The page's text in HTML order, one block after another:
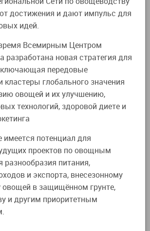
достижения и дают импульс для
идей.
Всемирным Центром
разработана новая стратегия для
передовые
кластеры глобального значения
овощей и их улучшению,
технологий, здоровой диете и
имеется потенциал для
проектов по овощным
разнообразия питания,
и экспорта, внесезонному
овощей в защищённом грунте,
и другим приоритетным